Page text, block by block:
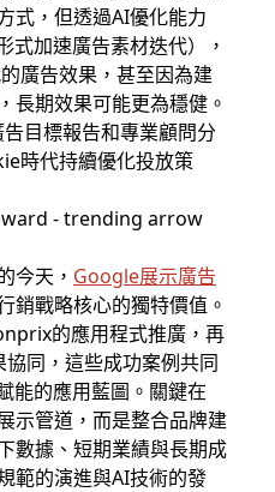
式，但透過AI優化能力
式加速廣告素材迭代），
廣告效果，甚至因為建
長期效果可能更為穩健。
目標報告和專業顧問分
時代持續優化投放策
今天， Google展示廣告
銷戰略核心的獨特價值。
的應用程式推廣，再
同，這些成功案例共同
能的應用藍圖。關鍵在
示管道，而是整合品牌建
數據、短期業績與長期成
範的演進與AI技術的發